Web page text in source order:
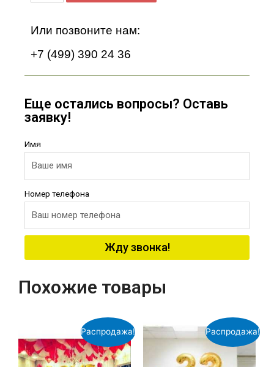
Или позвоните нам:
+7 (499) 390 24 36
Еще остались вопросы? Оставь
заявку!
Имя
Номер телефона
Жду звонка!
Похожие товары
Распродажа! Распродажа!